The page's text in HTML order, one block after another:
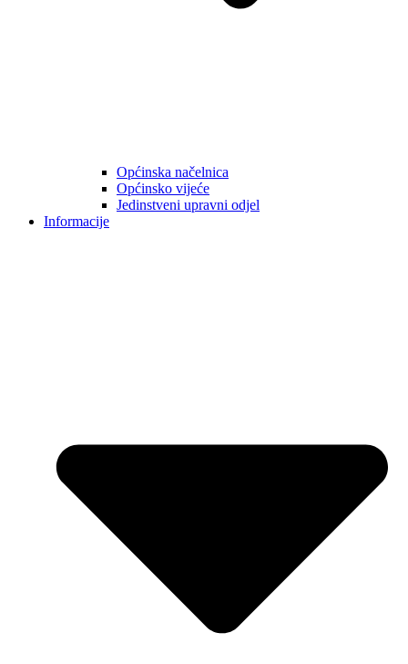
Općinska načelnica
Općinsko vijeće
Jedinstveni upravni odjel
Informacije